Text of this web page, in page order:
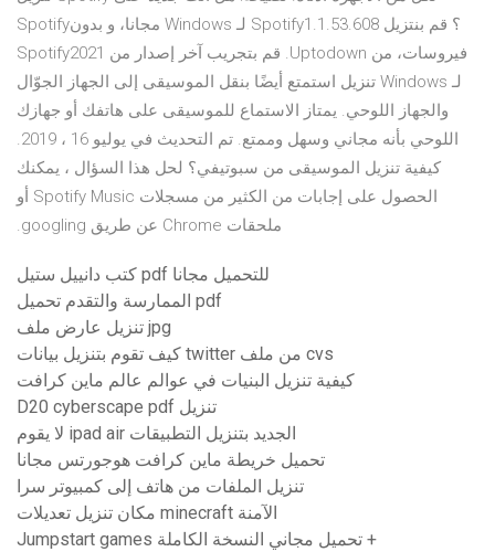
Spotify؟ ‫قم بنتزيل Spotify1.1.53.608 لـ Windows مجانا، و بدون
فيروسات، من Uptodown. قم بتجريب آخر إصدار من Spotify2021
لـ Windows تنزيل استمتع أيضًا بنقل الموسيقى إلى الجهاز الجوّال
والجهاز اللوحي. يمتاز الاستماع للموسيقى على هاتفك أو جهازك
اللوحي بأنه مجاني وسهل وممتع. تم التحديث في يوليو 16 ، 2019.
كيفية تنزيل الموسيقى من سبوتيفي؟ لحل هذا السؤال ، يمكنك
الحصول على إجابات من الكثير من مسجلات Spotify Music أو
ملحقات Chrome عن طريق googling.
كتب دانييل ستيل pdf للتحميل مجانا
الممارسة والتقدم تحميل pdf
تنزيل عارض ملف jpg
كيف تقوم بتنزيل بيانات twitter من ملف cvs
كيفية تنزيل البنيات في عوالم عالم ماين كرافت
D20 cyberscape pdf تنزيل
لا يقوم ipad air الجديد بتنزيل التطبيقات
تحميل خريطة ماين كرافت هوجورتس مجانا
تنزيل الملفات من هاتف إلى كمبيوتر سرا
مكان تنزيل تعديلات minecraft الآمنة
Jumpstart games تحميل مجاني النسخة الكاملة +